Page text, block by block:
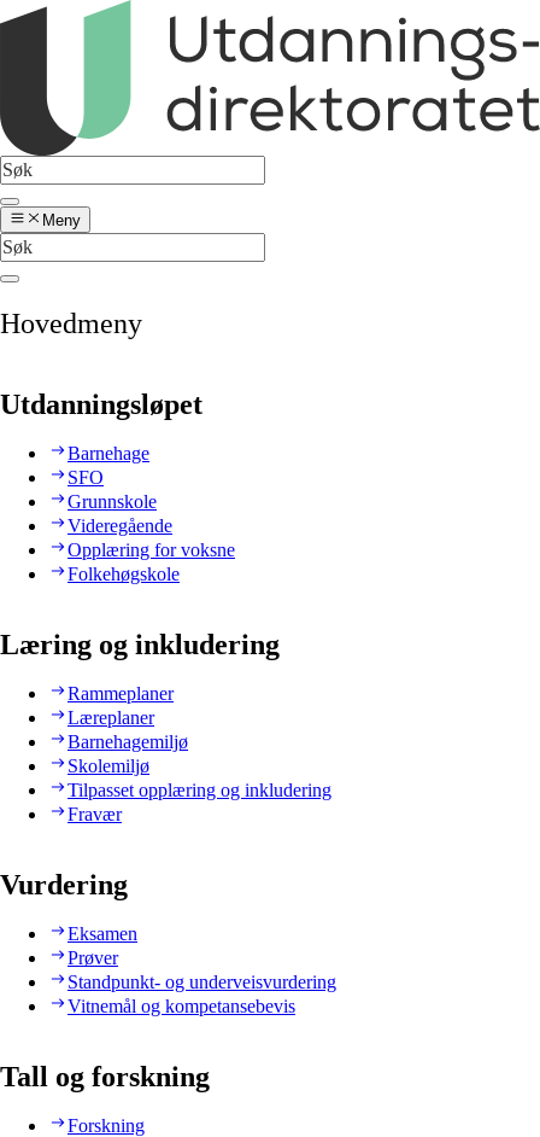
Meny
Hovedmeny
Utdanningsløpet
Barnehage
SFO
Grunnskole
Videregående
Opplæring for voksne
Folkehøgskole
Læring og inkludering
Rammeplaner
Læreplaner
Barnehagemiljø
Skolemiljø
Tilpasset opplæring og inkludering
Fravær
Vurdering
Eksamen
Prøver
Standpunkt- og underveisvurdering
Vitnemål og kompetansebevis
Tall og forskning
Forskning